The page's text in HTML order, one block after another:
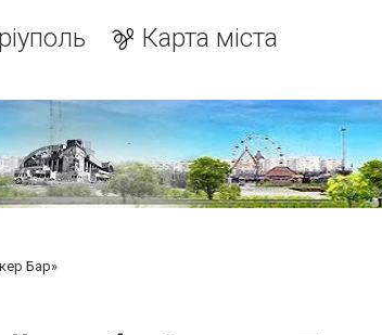
Карта міста
Бар»